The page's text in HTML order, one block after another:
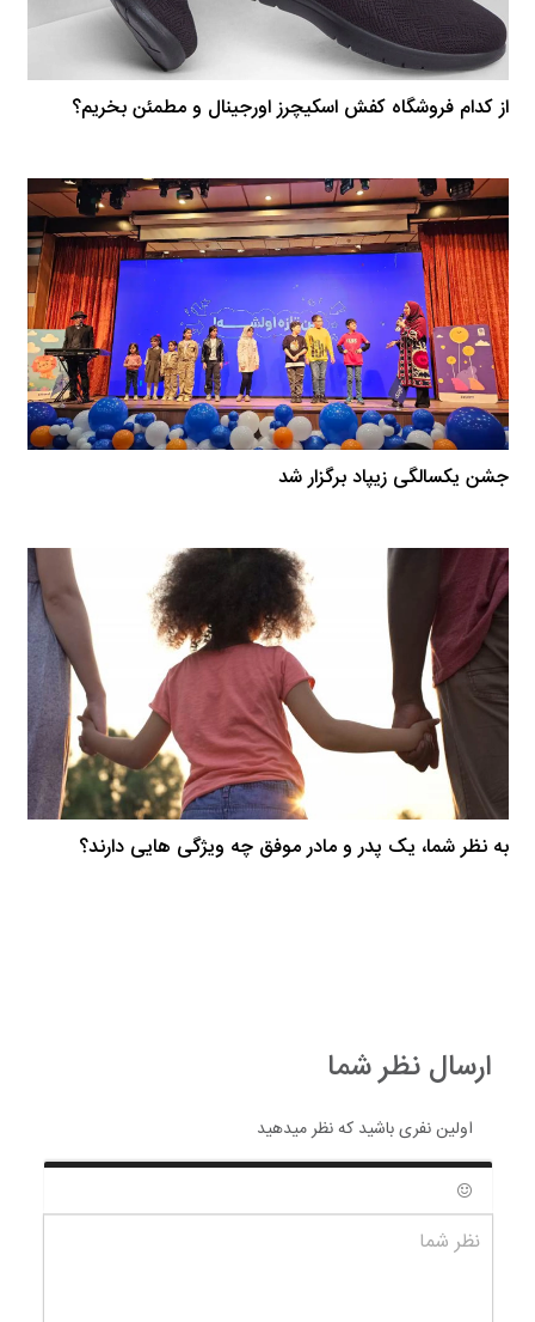
از کدام فروشگاه کفش اسکیچرز اورجینال و مطمئن بخریم؟
جشن یکسالگی زیپاد برگزار شد
به نظر شما، یک پدر و مادر موفق چه ویژگی هایی دارند؟
ارسال نظر شما
اولین نفری باشید که نظر میدهید
شکلک ها
نظر شما